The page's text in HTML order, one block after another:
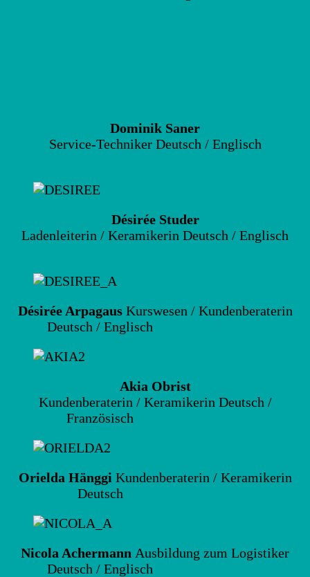
Dominik Saner
Service-Techniker Deutsch / Englisch
Désirée Studer
Ladenleiterin / Keramikerin Deutsch / Englisch
Désirée Arpagaus Kurswesen / Kundenberaterin
Deutsch / Englisch
Akia Obrist
Kundenberaterin / Keramikerin Deutsch /
Französisch
Orielda Hänggi Kundenberaterin / Keramikerin
Deutsch
Nicola Achermann Ausbildung zum Logistiker
Deutsch / Englisch